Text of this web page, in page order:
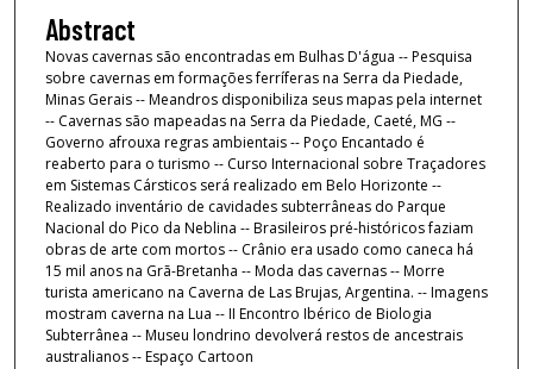
Abstract
Novas cavernas são encontradas em Bulhas D'água -- Pesquisa
sobre cavernas em formações ferríferas na Serra da Piedade,
Minas Gerais -- Meandros disponibiliza seus mapas pela internet
-- Cavernas são mapeadas na Serra da Piedade, Caeté, MG --
Governo afrouxa regras ambientais -- Poço Encantado é
reaberto para o turismo -- Curso Internacional sobre Traçadores
em Sistemas Cársticos será realizado em Belo Horizonte --
Realizado inventário de cavidades subterrâneas do Parque
Nacional do Pico da Neblina -- Brasileiros pré-históricos faziam
obras de arte com mortos -- Crânio era usado como caneca há
15 mil anos na Grã-Bretanha -- Moda das cavernas -- Morre
turista americano na Caverna de Las Brujas, Argentina. -- Imagens
mostram caverna na Lua -- II Encontro Ibérico de Biologia
Subterrânea -- Museu londrino devolverá restos de ancestrais
australianos -- Espaço Cartoon